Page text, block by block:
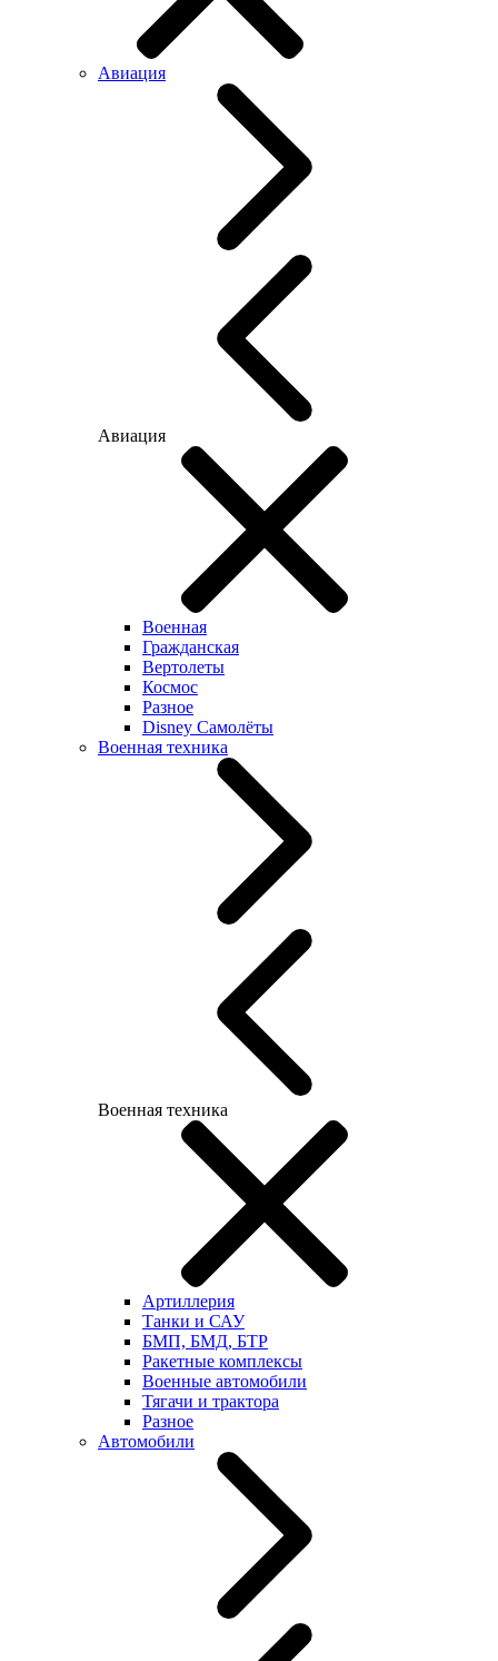
Авиация
Авиация
Военная
Гражданская
Вертолеты
Космос
Разное
Disney Самолёты
Военная техника
Военная техника
Артиллерия
Танки и САУ
БМП, БМД, БТР
Ракетные комплексы
Военные автомобили
Тягачи и трактора
Разное
Автомобили